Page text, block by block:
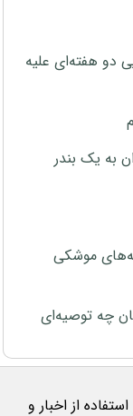
دو هفته‌ای علیه
به یک بندر
موشکی
چه توصیه‌ای
از اخبار و